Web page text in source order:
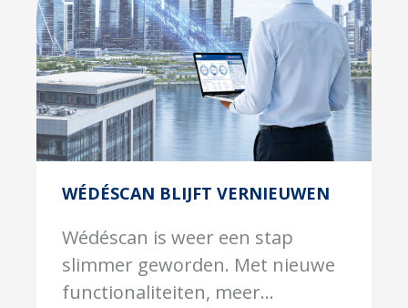
WÉDÉSCAN BLIJFT VERNIEUWEN
Wédéscan is weer een stap
slimmer geworden. Met nieuwe
functionaliteiten, meer...